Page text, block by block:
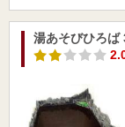
湯あそびひろば